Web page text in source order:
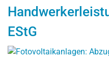
EStG